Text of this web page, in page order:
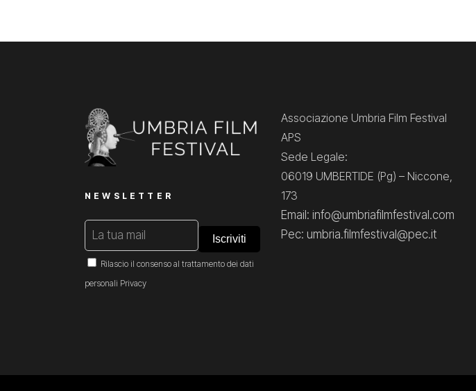
NEWSLETTER
Rilascio il consenso al trattamento dei dati
personali Privacy
Associazione Umbria Film Festival
APS
Sede Legale:
06019 UMBERTIDE (Pg) – Niccone,
173
Email: info@umbriafilmfestival.com
Pec: umbria.filmfestival@pec.it